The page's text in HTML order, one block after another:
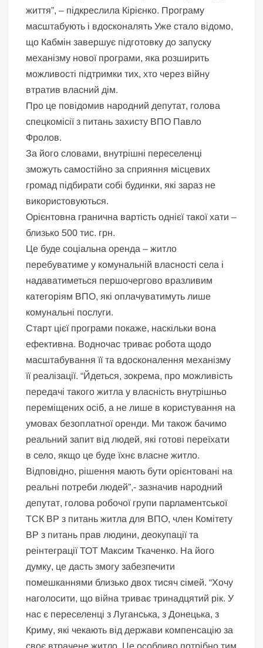
життя”, – підкреслила Кірієнко. Програму
масштабують і вдосконалять Уже стало відомо,
що Кабмін завершує підготовку до запуску
механізму нової програми, яка розширить
можливості підтримки тих, хто через війну
втратив власний дім.
Про це повідомив народний депутат, голова
спецкомісії з питань захисту ВПО Павло
Фролов.
За його словами, внутрішні переселенці
зможуть самостійно за сприяння місцевих
громад підбирати собі будинки, які зараз не
використовуються.
Орієнтовна гранична вартість однієї такої хати –
близько 500 тис. грн.
Це буде соціальна оренда – житло
перебуватиме у комунальній власності села і
надаватиметься першочергово вразливим
категоріям ВПО, які оплачуватимуть лише
комунальні послуги.
Старт цієї програми покаже, наскільки вона
ефективна. Водночас триває робота щодо
масштабування її та вдосконалення механізму
її реалізації. “Йдеться, зокрема, про можливість
передачі такого житла у власність внутрішньо
переміщених осіб, а не лише в користування на
умовах безоплатної оренди. Ми також бачимо
реальний запит від людей, які готові переїхати
в село, якщо це буде їхнє власне житло.
Відповідно, рішення мають бути орієнтовані на
реальні потреби людей”,- зазначив народний
депутат, голова робочої групи парламентської
ТСК ВР з питань житла для ВПО, член Комітету
ВР з питань прав людини, деокупації та
реінтеграції ТОТ Максим Ткаченко. На його
думку, це дасть змогу забезпечити
помешканнями близько двох тисяч сімей. “Хочу
наголосити, що війна триває тринадцятий рік. У
нас є переселенці з Луганська, з Донецька, з
Криму, які чекають від держави компенсацію за
своє втрачене житло. Це особливо потрібно тим